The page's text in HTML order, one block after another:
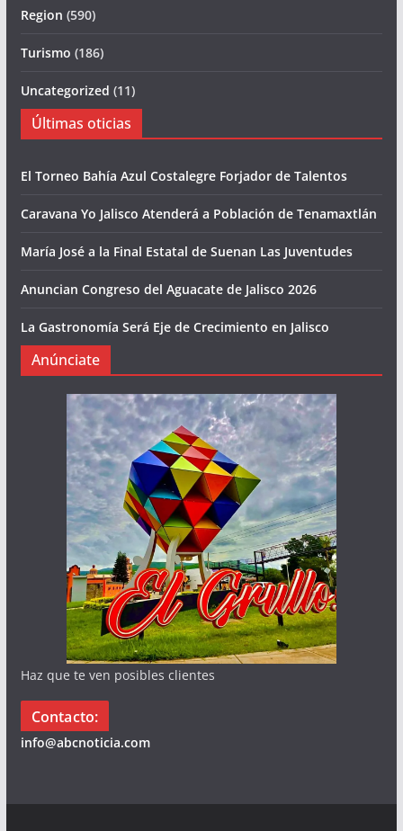
Region (590)
Turismo (186)
Uncategorized (11)
Últimas oticias
El Torneo Bahía Azul Costalegre Forjador de Talentos
Caravana Yo Jalisco Atenderá a Población de Tenamaxtlán
María José a la Final Estatal de Suenan Las Juventudes
Anuncian Congreso del Aguacate de Jalisco 2026
La Gastronomía Será Eje de Crecimiento en Jalisco
Anúnciate
Haz que te ven posibles clientes
Contacto:
info@abcnoticia.com